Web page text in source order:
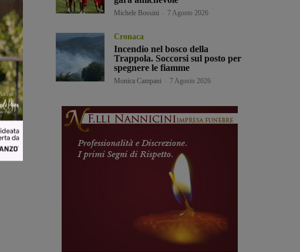
Michele Bossini 7 Agosto 2026
Cronaca
Incendio nel bosco della
Trappola. Soccorsi sul posto per
spegnere le fiamme
Monica Campani 7 Agosto 2026